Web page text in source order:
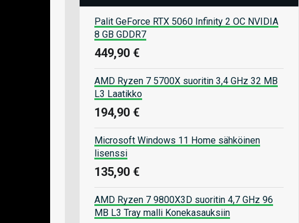
Palit GeForce RTX 5060 Infinity 2 OC NVIDIA
8 GB GDDR7
449,90 €
AMD Ryzen 7 5700X suoritin 3,4 GHz 32 MB
L3 Laatikko
194,90 €
Microsoft Windows 11 Home sähköinen
lisenssi
135,90 €
AMD Ryzen 7 9800X3D suoritin 4,7 GHz 96
MB L3 Tray malli Konekasauksiin